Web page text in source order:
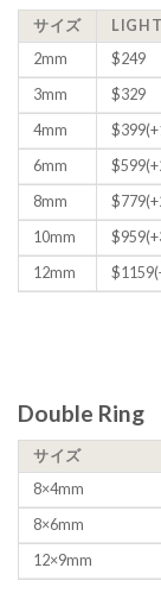
サイズ LIGHT
2mm
$249
3mm
$329
4mm
6mm
8mm
10mm
12mm
Double Ring
サイズ
8×4mm
8×6mm
12×9mm